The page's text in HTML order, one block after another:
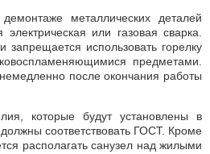
металлических деталей
электрическая или газовая сварка.
запрещается использовать горелку
предметами.
после окончания работы
которые будут установлены в
соответствовать ГОСТ. Кроме
располагать санузел над жилыми